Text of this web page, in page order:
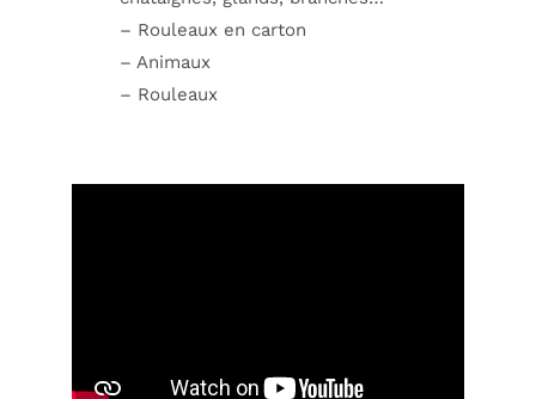
– Rouleaux en carton
– Animaux
– Rouleaux